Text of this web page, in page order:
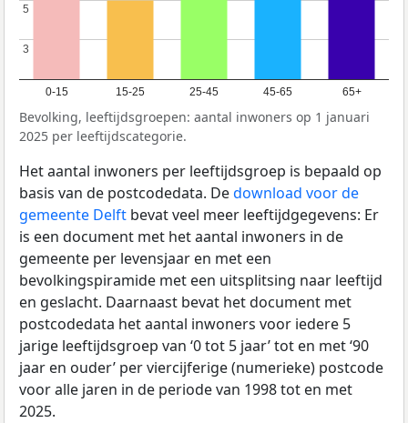
0-15 15-25 25-45 45-65 65+
3
3
5
5
Bevolking, leeftijdsgroepen: aantal inwoners op 1 januari
2025 per leeftijdscategorie.
Het aantal inwoners per leeftijdsgroep is bepaald op
basis van de postcodedata. Dedownload voor de
gemeente Delft bevat veel meer leeftijdgegevens: Er
is een document met het aantal inwoners in de
gemeente per levensjaar en met een
bevolkingspiramide met een uitsplitsing naar leeftijd
en geslacht. Daarnaast bevat het document met
postcodedata het aantal inwoners voor iedere 5
jarige leeftijdsgroep van ‘0 tot 5 jaar’ tot en met ‘90
jaar en ouder’ per viercijferige (numerieke) postcode
voor alle jaren in de periode van 1998 tot en met
2025.